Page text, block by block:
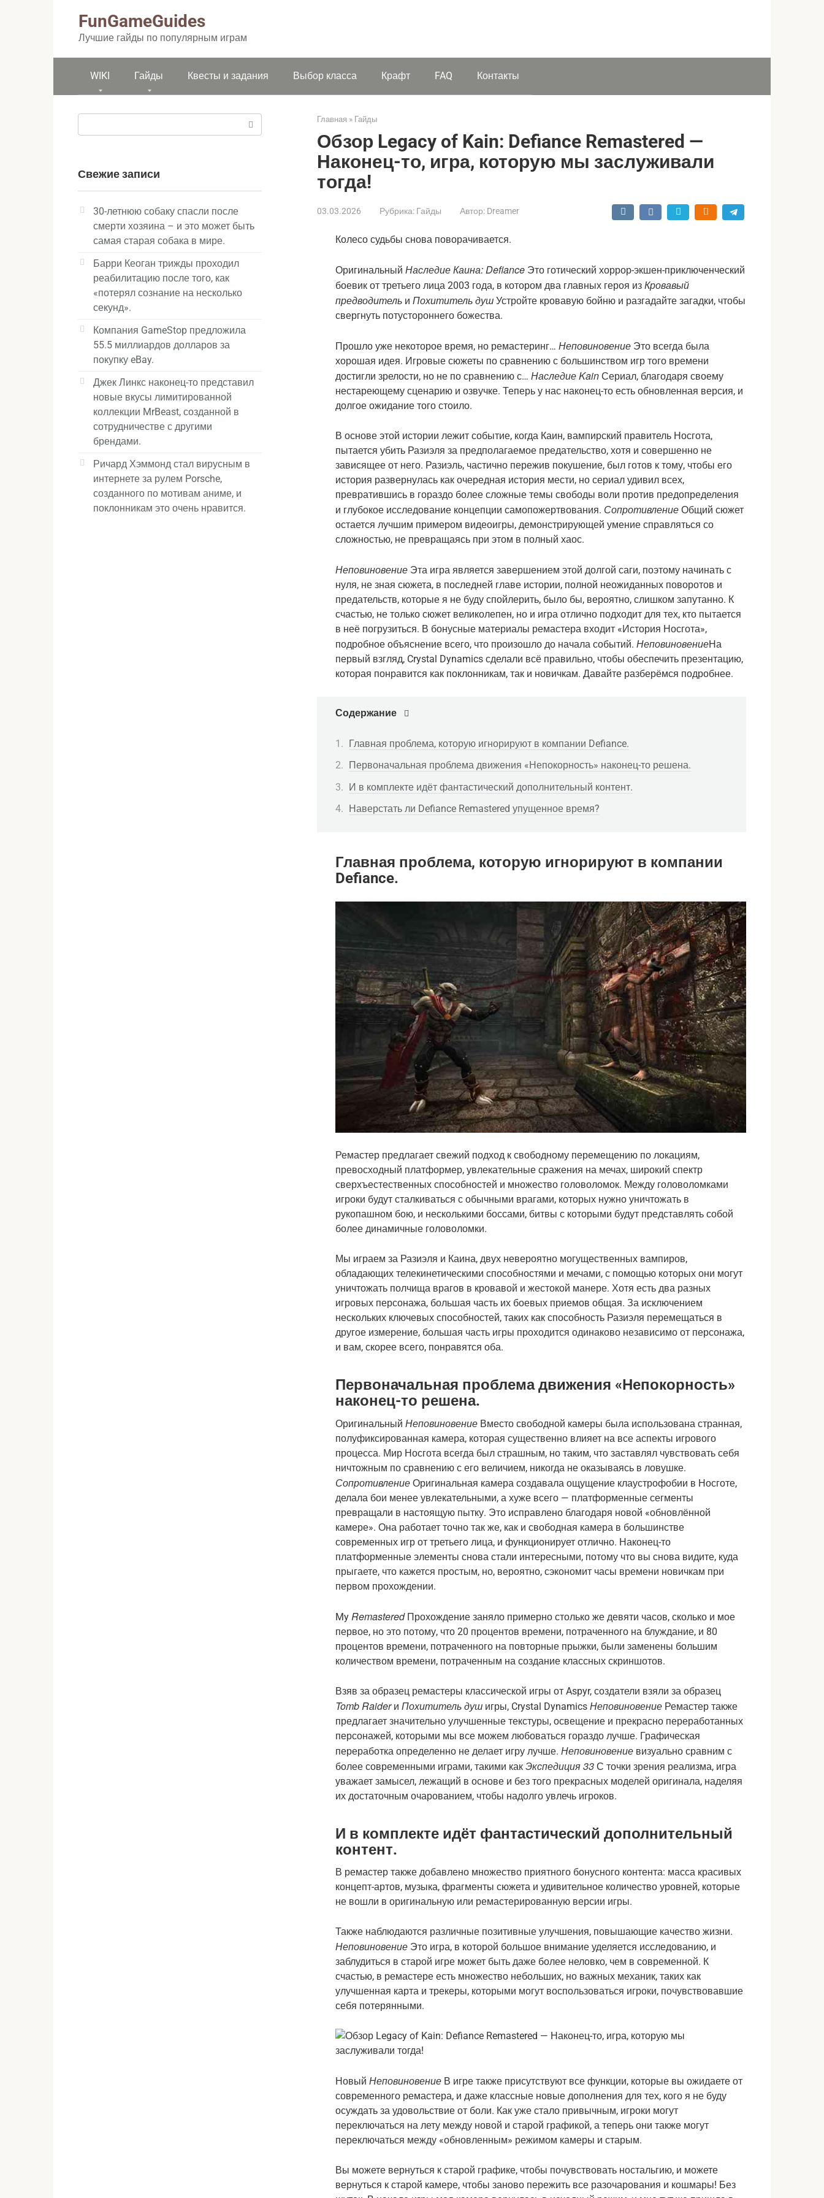
FunGameGuides
Лучшие гайды по популярным играм
WIKI Гайды Квесты и задания Выбор класса Крафт FAQ Контакты
Главная » Гайды
Обзор Legacy of Kain: Defiance Remastered —
Наконец-то, игра, которую мы заслуживали
тогда!
03.03.2026 Рубрика: Гайды Автор: Dreamer
Колесо судьбы снова поворачивается.
Оригинальный Наследие Каина: Defiance Это готический хоррор-экшен-приключенческий
боевик от третьего лица 2003 года, в котором два главных героя из Кровавый
предводитель и Похититель душ Устройте кровавую бойню и разгадайте загадки, чтобы
свергнуть потустороннего божества.
Прошло уже некоторое время, но ремастеринг… Неповиновение Это всегда была
хорошая идея. Игровые сюжеты по сравнению с большинством игр того времени
достигли зрелости, но не по сравнению с… Наследие Kain Сериал, благодаря своему
нестареющему сценарию и озвучке. Теперь у нас наконец-то есть обновленная версия, и
долгое ожидание того стоило.
В основе этой истории лежит событие, когда Каин, вампирский правитель Носгота,
пытается убить Разиэля за предполагаемое предательство, хотя и совершенно не
зависящее от него. Разиэль, частично пережив покушение, был готов к тому, чтобы его
история развернулась как очередная история мести, но сериал удивил всех,
превратившись в гораздо более сложные темы свободы воли против предопределения
и глубокое исследование концепции самопожертвования. Сопротивление Общий сюжет
остается лучшим примером видеоигры, демонстрирующей умение справляться со
сложностью, не превращаясь при этом в полный хаос.
Неповиновение Эта игра является завершением этой долгой саги, поэтому начинать с
нуля, не зная сюжета, в последней главе истории, полной неожиданных поворотов и
предательств, которые я не буду спойлерить, было бы, вероятно, слишком запутанно. К
счастью, не только сюжет великолепен, но и игра отлично подходит для тех, кто пытается
в неё погрузиться. В бонусные материалы ремастера входит «История Носгота»,
подробное объяснение всего, что произошло до начала событий. НеповиновениеНа
первый взгляд, Crystal Dynamics сделали всё правильно, чтобы обеспечить презентацию,
которая понравится как поклонникам, так и новичкам. Давайте разберёмся подробнее.
Содержание
Главная проблема, которую игнорируют в компании Defiance.
Первоначальная проблема движения «Непокорность» наконец-то решена.
И в комплекте идёт фантастический дополнительный контент.
Наверстать ли Defiance Remastered упущенное время?
Главная проблема, которую игнорируют в компании
Defiance.
Ремастер предлагает свежий подход к свободному перемещению по локациям,
превосходный платформер, увлекательные сражения на мечах, широкий спектр
сверхъестественных способностей и множество головоломок. Между головоломками
игроки будут сталкиваться с обычными врагами, которых нужно уничтожать в
рукопашном бою, и несколькими боссами, битвы с которыми будут представлять собой
более динамичные головоломки.
Мы играем за Разиэля и Каина, двух невероятно могущественных вампиров,
обладающих телекинетическими способностями и мечами, с помощью которых они могут
уничтожать полчища врагов в кровавой и жестокой манере. Хотя есть два разных
игровых персонажа, большая часть их боевых приемов общая. За исключением
нескольких ключевых способностей, таких как способность Разиэля перемещаться в
другое измерение, большая часть игры проходится одинаково независимо от персонажа,
и вам, скорее всего, понравятся оба.
Первоначальная проблема движения «Непокорность»
наконец-то решена.
Оригинальный Неповиновение Вместо свободной камеры была использована странная,
полуфиксированная камера, которая существенно влияет на все аспекты игрового
процесса. Мир Носгота всегда был страшным, но таким, что заставлял чувствовать себя
ничтожным по сравнению с его величием, никогда не оказываясь в ловушке.
Сопротивление Оригинальная камера создавала ощущение клаустрофобии в Носготе,
делала бои менее увлекательными, а хуже всего — платформенные сегменты
превращали в настоящую пытку. Это исправлено благодаря новой «обновлённой
камере». Она работает точно так же, как и свободная камера в большинстве
современных игр от третьего лица, и функционирует отлично. Наконец-то
платформенные элементы снова стали интересными, потому что вы снова видите, куда
прыгаете, что кажется простым, но, вероятно, сэкономит часы времени новичкам при
первом прохождении.
My RemasteredПрохождение заняло примерно столько же девяти часов, сколько и мое
первое, но это потому, что 20 процентов времени, потраченного на блуждание, и 80
процентов времени, потраченного на повторные прыжки, были заменены большим
количеством времени, потраченным на создание классных скриншотов.
Взяв за образец ремастеры классической игры от Aspyr, создатели взяли за образец
Tomb Raiderи Похититель душ игры, Crystal Dynamics Неповиновение Ремастер также
предлагает значительно улучшенные текстуры, освещение и прекрасно переработанных
персонажей, которыми мы все можем любоваться гораздо лучше. Графическая
переработка определенно не делает игру лучше. Неповиновение визуально сравним с
более современными играми, такими как Экспедиция 33 С точки зрения реализма, игра
уважает замысел, лежащий в основе и без того прекрасных моделей оригинала, наделяя
их достаточным очарованием, чтобы надолго увлечь игроков.
И в комплекте идёт фантастический дополнительный
контент.
В ремастер также добавлено множество приятного бонусного контента: масса красивых
концепт-артов, музыка, фрагменты сюжета и удивительное количество уровней, которые
не вошли в оригинальную или ремастерированную версии игры.
Также наблюдаются различные позитивные улучшения, повышающие качество жизни.
Неповиновение Это игра, в которой большое внимание уделяется исследованию, и
заблудиться в старой игре может быть даже более неловко, чем в современной. К
счастью, в ремастере есть множество небольших, но важных механик, таких как
улучшенная карта и трекеры, которыми могут воспользоваться игроки, почувствовавшие
себя потерянными.
Новый Неповиновение В игре также присутствуют все функции, которые вы ожидаете от
современного ремастера, и даже классные новые дополнения для тех, кого я не буду
осуждать за удовольствие от боли. Как уже стало привычным, игроки могут
переключаться на лету между новой и старой графикой, а теперь они также могут
переключаться между «обновленным» режимом камеры и старым.
Вы можете вернуться к старой графике, чтобы почувствовать ностальгию, и можете
вернуться к старой камере, чтобы заново пережить все разочарования и кошмары! Без
Свежие записи
30-летнюю собаку спасли после
смерти хозяина – и это может быть
самая старая собака в мире.
Барри Кеоган трижды проходил
реабилитацию после того, как
«потерял сознание на несколько
секунд».
Компания GameStop предложила
55.5 миллиардов долларов за
покупку eBay.
Джек Линкс наконец-то представил
новые вкусы лимитированной
коллекции MrBeast, созданной в
сотрудничестве с другими
брендами.
Ричард Хэммонд стал вирусным в
интернете за рулем Porsche,
созданного по мотивам аниме, и
поклонникам это очень нравится.